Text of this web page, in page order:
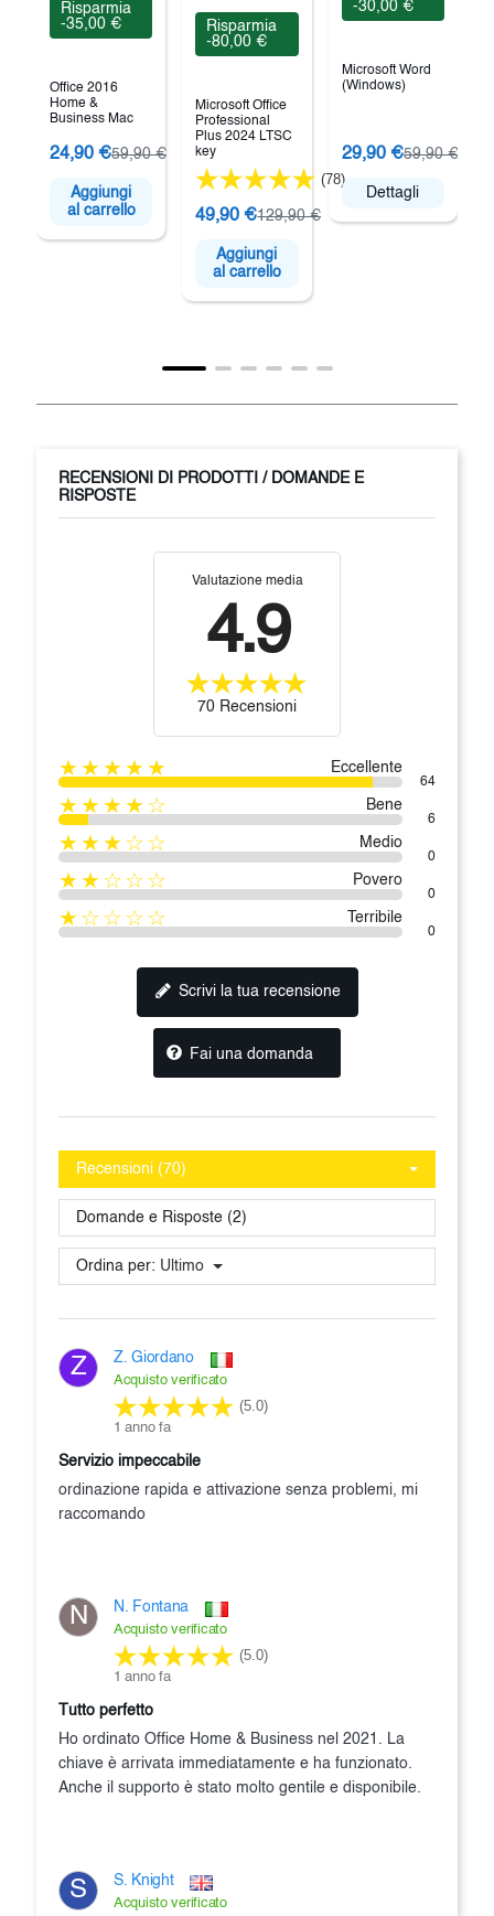
Risparmia
-35,00 €
Office 2016
Home &
Business Mac
24,90 €59,90 €
Aggiungi
al carrello
Risparmia
-80,00 €
Microsoft Office
Professional
Plus 2024 LTSC
key
(78)
49,90 €129,90 €
Aggiungi
al carrello
-30,00 €
Microsoft Word
(Windows)
29,90 €59,90 €
Dettagli
RECENSIONI DI PRODOTTI / DOMANDE E
RISPOSTE
Valutazione media
4.9
70 Recensioni
★★★★★ Eccellente
64
★★★★☆ Bene
6
★★★☆☆ Medio
0
★★☆☆☆ Povero
0
★☆☆☆☆ Terribile
0
Scrivi la tua recensione
Fai una domanda
Recensioni (70)
Domande e Risposte (2)
Ordina per: Ultimo
Z Z. Giordano
Acquisto verificato
(5.0)
1 anno fa
servizio impeccabile
ordinazione rapida e attivazione senza problemi, mi
raccomando
N N. Fontana
Acquisto verificato
(5.0)
1 anno fa
Tutto perfetto
Ho ordinato Office Home & Business nel 2021. La
chiave è arrivata immediatamente e ha funzionato.
Anche il supporto è stato molto gentile e disponibile.
S S. Knight
Acquisto verificato